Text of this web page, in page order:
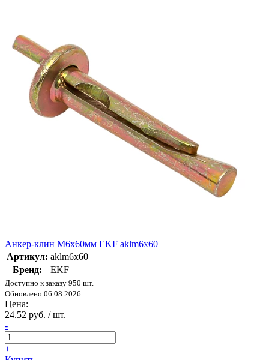
Анкер-клин М6х60мм EKF aklm6x60
Артикул: aklm6x60
Бренд:
EKF
Доступно к заказу 950 шт.
Обновлено 06.08.2026
Цена:
24.52 руб. / шт.
-
+